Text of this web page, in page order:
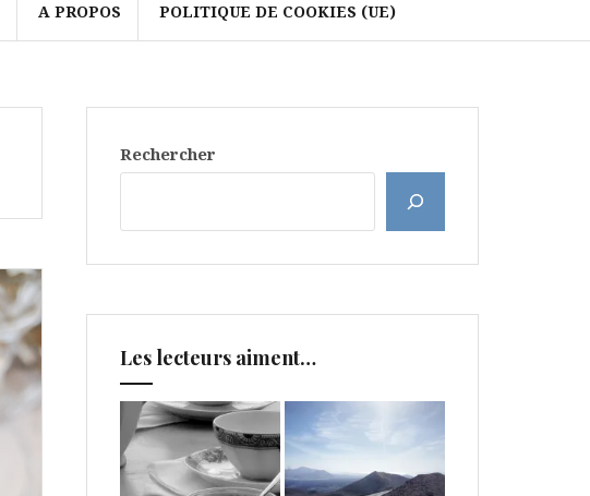
A PROPOS POLITIQUE DE COOKIES (UE)
Rechercher
Les lecteurs aiment…